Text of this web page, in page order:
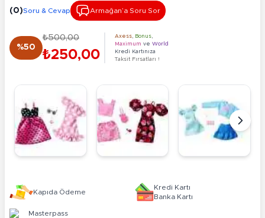
(0)Soru & Cevap Armağan’a Soru Sor
%50
₺500,00
₺250,00
Axess Bonus
Maximum ve World
Kredi Kartınıza
Taksit Fırsatları !
Kapıda Ödeme
Kredi Kartı
Banka Kartı
Masterpass